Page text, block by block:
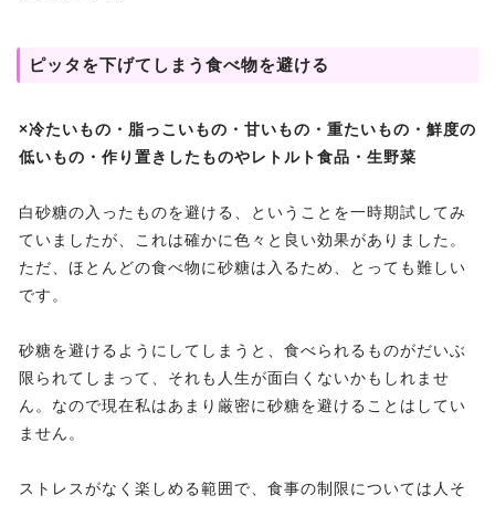
ピッタを下げてしまう食べ物を避ける
×冷たいもの・脂っこいもの・甘いもの・重たいもの・鮮度の
低いもの・作り置きしたものやレトルト食品・生野菜
白砂糖の入ったものを避ける、ということを一時期試してみ
ていましたが、これは確かに色々と良い効果がありました。
ただ、ほとんどの食べ物に砂糖は入るため、とっても難しい
です。
砂糖を避けるようにしてしまうと、食べられるものがだいぶ
限られてしまって、それも人生が面白くないかもしれませ
ん。なので現在私はあまり厳密に砂糖を避けることはしてい
ません。
ストレスがなく楽しめる範囲で、食事の制限については人そ